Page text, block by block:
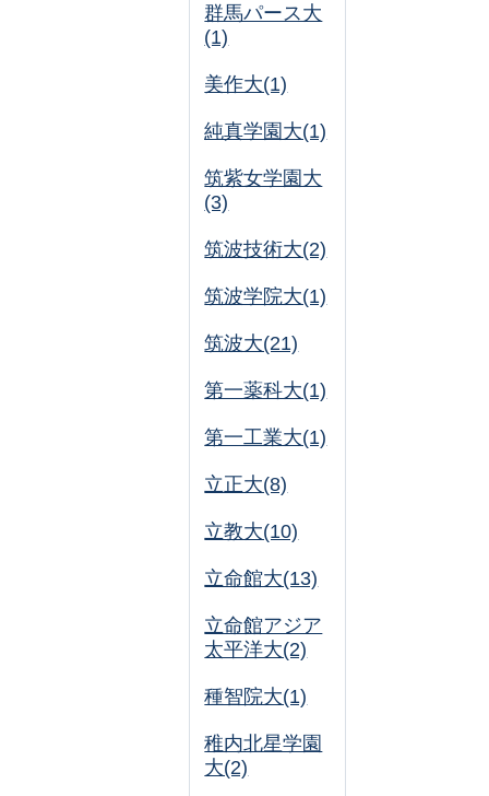
群馬パース大
(1)
美作大(1)
純真学園大(1)
筑紫女学園大
(3)
筑波技術大(2)
筑波学院大(1)
筑波大(21)
第一薬科大(1)
第一工業大(1)
立正大(8)
立教大(10)
立命館大(13)
立命館アジア
太平洋大(2)
種智院大(1)
稚内北星学園
大(2)